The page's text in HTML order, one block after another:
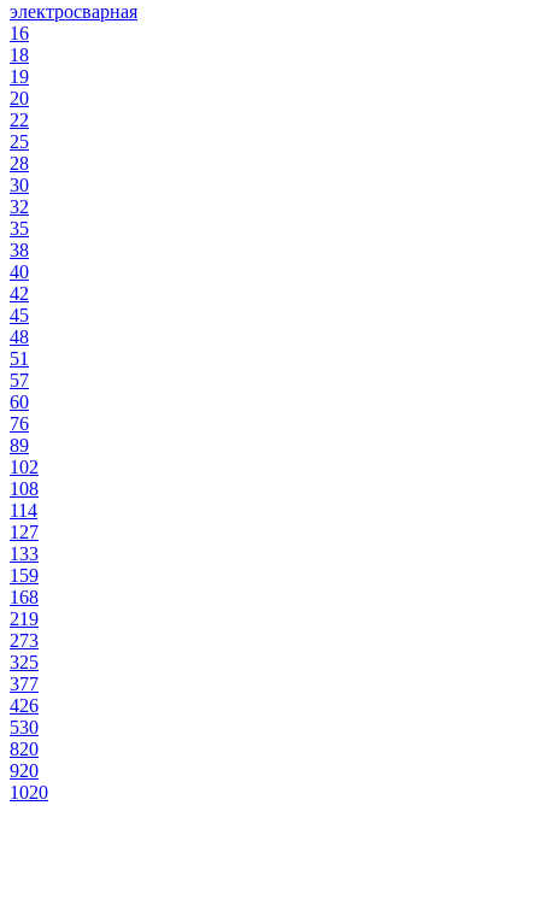
электросварная
16
18
19
20
22
25
28
30
32
35
38
40
42
45
48
51
57
60
76
89
102
108
114
127
133
159
168
219
273
325
377
426
530
820
920
1020